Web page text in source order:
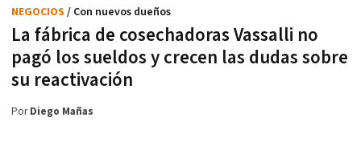
La fábrica de cosechadoras Vassalli no
pagó los sueldos y crecen las dudas sobre
su reactivación
NEGOCIOS / Con nuevos dueños
PorDiego Mañas